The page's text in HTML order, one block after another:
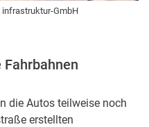
infrastruktur-GmbH
die Autos teilweise noch
erstellten